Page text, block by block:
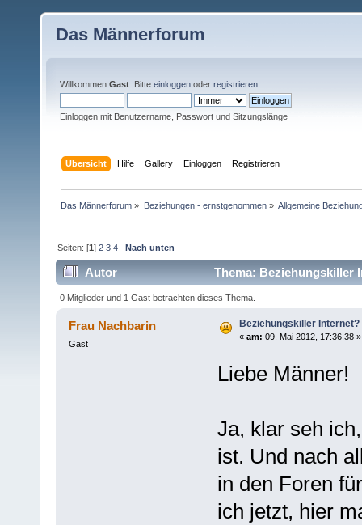
Das Männerforum
Willkommen Gast . Bitte einloggen oder registrieren
Einloggen mit Benutzername, Passwort und Sitzungslänge
Übersicht Hilfe Gallery Einloggen Registrieren
Das Männerforum » Beziehungen - ernstgenommen» Allgemeine
Seiten: [1]2 3 4 Nach unten
Autor Thema: Beziehungskiller
0 Mitglieder und 1 Gast betrachten dieses Thema.
Frau Nachbarin
Gast
Beziehungskiller Internet?
« am: 09. Mai 2012, 17:36:38 »
Liebe Männer!
Ja, klar seh
ist. Und nach
in den Foren
ich jetzt, hier